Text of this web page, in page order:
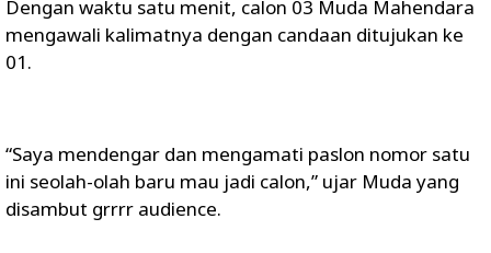
Dengan waktu satu menit, calon 03 Muda Mahendara
mengawali kalimatnya dengan candaan ditujukan ke
01.
“Saya mendengar dan mengamati paslon nomor satu
ini seolah-olah baru mau jadi calon,” ujar Muda yang
disambut grrrr audience.